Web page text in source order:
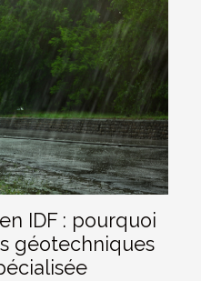
IDF : pourquoi
géotechniques